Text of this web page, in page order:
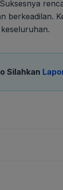
berkeadilan.
Silahkan